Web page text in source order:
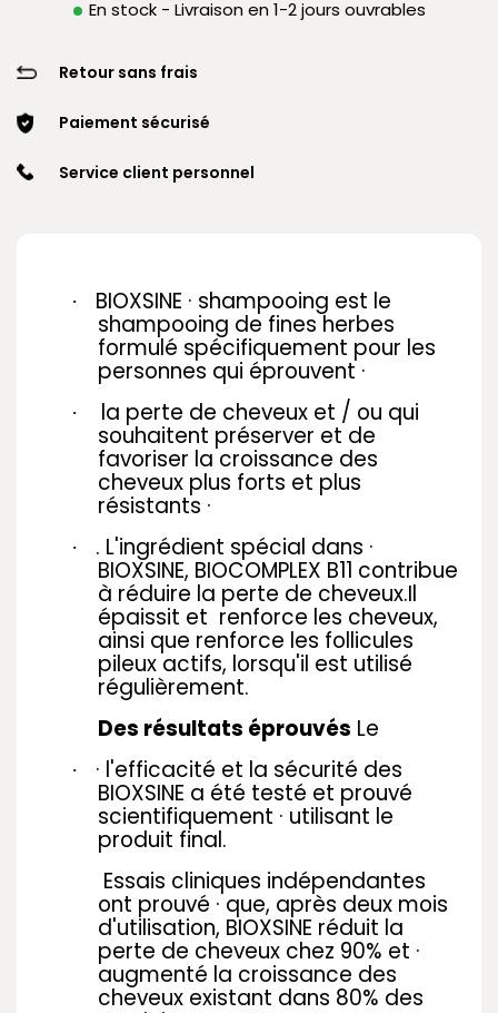
En stock - Livraison en 1-2 jours ouvrables
Retour sans frais
Paiement sécurisé
Service client personnel
· BIOXSINE · shampooing est le
shampooing de fines herbes
formulé spécifiquement pour les
personnes qui éprouvent ·
· la perte de cheveux et / ou qui
souhaitent préserver et de
favoriser la croissance des
cheveux plus forts et plus
résistants ·
· . L'ingrédient spécial dans ·
BIOXSINE, BIOCOMPLEX B11 contribue
à réduire la perte de cheveux.Il
épaissit et renforce les cheveux,
ainsi que renforce les follicules
pileux actifs, lorsqu'il est utilisé
régulièrement.
Des résultats éprouvés Le
· · l'efficacité et la sécurité des
BIOXSINE a été testé et prouvé
scientifiquement · utilisant le
produit final.
Essais cliniques indépendantes
ont prouvé · que, après deux mois
d'utilisation, BIOXSINE réduit la
perte de cheveux chez 90% et ·
augmenté la croissance des
cheveux existant dans 80% des